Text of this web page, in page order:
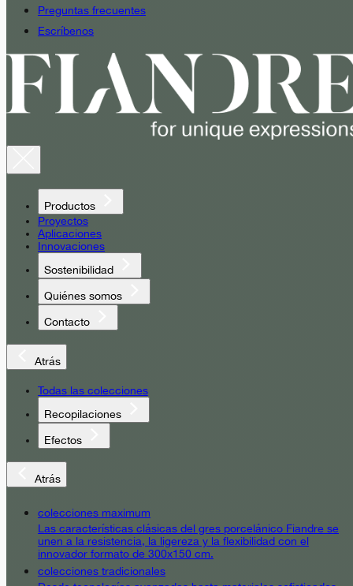
Preguntas frecuentes
Escríbenos
Productos
Proyectos
Aplicaciones
Innovaciones
Sostenibilidad
Quiénes somos
Contacto
Atrás
Todas las colecciones
Recopilaciones
Efectos
Atrás
colecciones maximum
Las características clásicas del gres porcelánico Fiandre se
unen a la resistencia, la ligereza y la flexibilidad con el
innovador formato de 300x150 cm.
colecciones tradicionales